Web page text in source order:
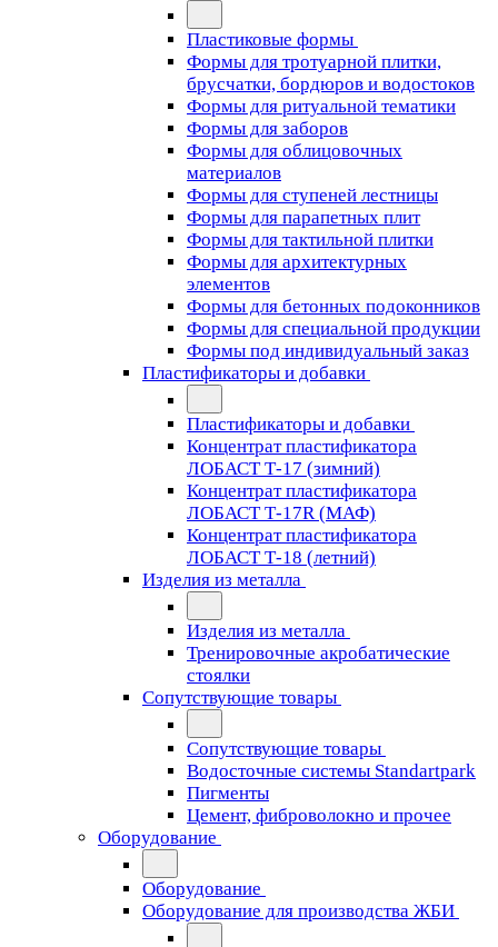
Пластиковые формы
Формы для тротуарной плитки,
брусчатки, бордюров и водостоков
Формы для ритуальной тематики
Формы для заборов
Формы для облицовочных
материалов
Формы для ступеней лестницы
Формы для парапетных плит
Формы для тактильной плитки
Формы для архитектурных
элементов
Формы для бетонных подоконников
Формы для специальной продукции
Формы под индивидуальный заказ
Пластификаторы и добавки
Пластификаторы и добавки
Концентрат пластификатора
ЛОБАСТ Т-17 (зимний)
Концентрат пластификатора
ЛОБАСТ Т-17R (МАФ)
Концентрат пластификатора
ЛОБАСТ Т-18 (летний)
Изделия из металла
Изделия из металла
Тренировочные акробатические
стоялки
Сопутствующие товары
Сопутствующие товары
Водосточные системы Standartpark
Пигменты
Цемент, фиброволокно и прочее
Оборудование
Оборудование
Оборудование для производства ЖБИ